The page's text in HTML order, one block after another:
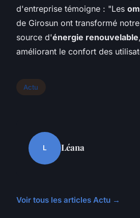
d'entreprise témoigne : "Les
de Girosun ont transformé notre
source d'énergie renouvelable
améliorant le confort des
Actu
L Léana
Voir tous les articles Actu →